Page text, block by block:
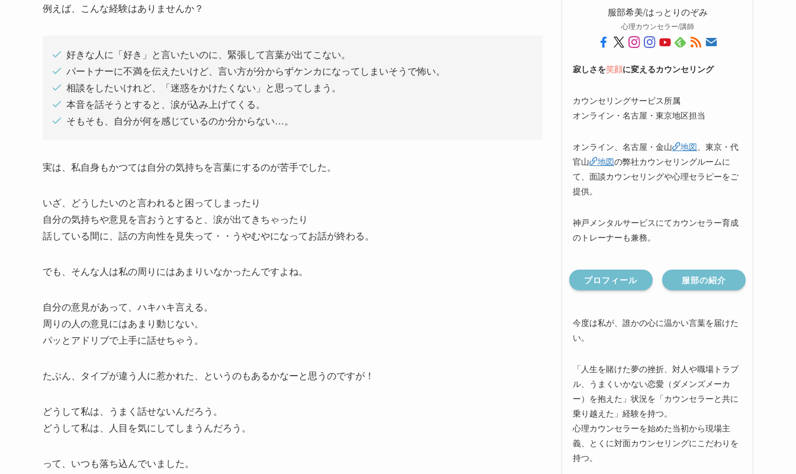
例えば、こんな経験はありませんか？
好きな人に「好き」と言いたいのに、緊張して言葉が出てこない。
パートナーに不満を伝えたいけど、言い方が分からずケンカになってしまいそうで怖い。
相談をしたいけれど、「迷惑をかけたくない」と思ってしまう。
本音を話そうとすると、涙が込み上げてくる。
そもそも、自分が何を感じているのか分からない…。
実は、私自身もかつては自分の気持ちを言葉にするのが苦手でした。
いざ、どうしたいのと言われると困ってしまったり
自分の気持ちや意見を言おうとすると、涙が出てきちゃったり
話している間に、話の方向性を見失って・・うやむやになってお話が終わる。
でも、そんな人は私の周りにはあまりいなかったんですよね。
自分の意見があって、ハキハキ言える。
周りの人の意見にはあまり動じない。
パッとアドリブで上手に話せちゃう。
たぶん、タイプが違う人に惹かれた、というのもあるかなーと思うのですが！
どうして私は、うまく話せないんだろう。
どうして私は、人目を気にしてしまうんだろう。
って、いつも落ち込んでいました。
服部希美/はっとりのぞみ
心理カウンセラー/講師
寂しさを笑顔に変えるカウンセリング
カウンセリングサービス所属
オンライン・名古屋・東京地区担当
オンライン、名古屋・金山 地図、東京・代
官山
地図の弊社カウンセリングルームに
て、面談カウンセリングや心理セラピーをご
提供。
神戸メンタルサービスにてカウンセラー育成
のトレーナーも兼務。
プロフィール 服部の紹介
今度は私が、誰かの心に温かい言葉を届けた
い。
「人生を賭けた夢の挫折、対人や職場トラブ
ル、うまくいかない恋愛（ダメンズメーカ
ー）を抱えた」状況を「カウンセラーと共に
乗り越えた」経験を持つ。
心理カウンセラーを始めた当初から現場主
義、とくに対面カウンセリングにこだわりを
持つ。